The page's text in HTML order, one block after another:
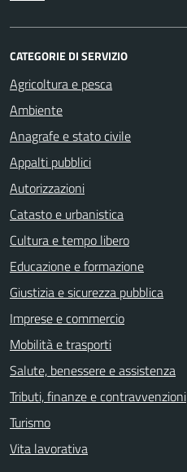
CATEGORIE DI SERVIZIO
Agricoltura e pesca
Ambiente
Anagrafe e stato civile
Appalti pubblici
Autorizzazioni
Catasto e urbanistica
Cultura e tempo libero
Educazione e formazione
Giustizia e sicurezza pubblica
Imprese e commercio
Mobilità e trasporti
Salute, benessere e assistenza
Tributi, finanze e contravvenzioni
Turismo
Vita lavorativa